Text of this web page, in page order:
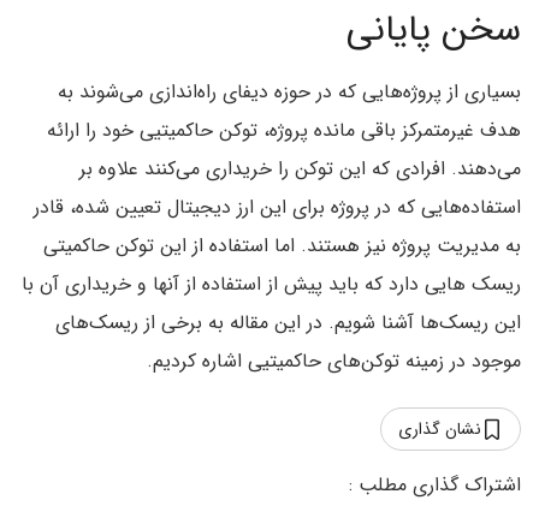
سخن پایانی
بسیاری از پروژه‌هایی که در حوزه دیفای راه‌اندازی می‌شوند به
هدف غیرمتمرکز باقی مانده پروژه، توکن حاکمیتیی خود را ارائه
می‌دهند. افرادی که این توکن را خریداری می‌کنند علاوه بر
استفاده‌هایی که در پروژه برای این ارز دیجیتال تعیین شده، قادر
به مدیریت پروژه نیز هستند. اما استفاده از این توکن حاکمیتی
ریسک هایی دارد که باید پیش از استفاده از آنها و خریداری آن با
این ریسک‌ها آشنا شویم. در این مقاله به برخی از ریسک‌های
موجود در زمینه توکن‌های حاکمیتیی اشاره کردیم.
نشان گذاری